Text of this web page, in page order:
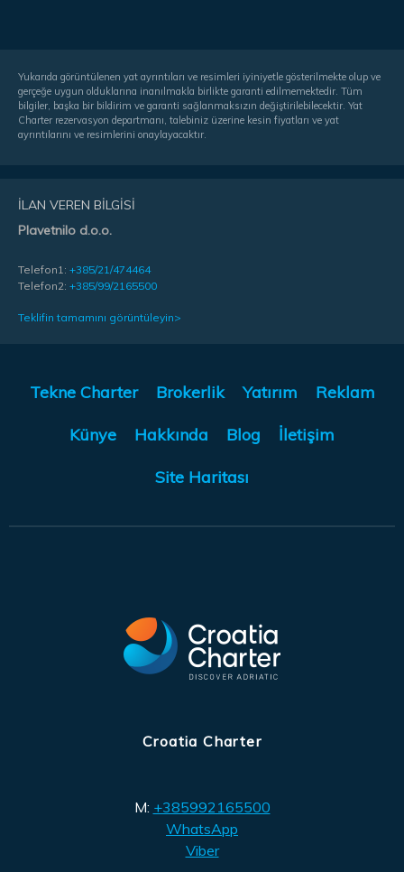
Yukarıda görüntülenen yat ayrıntıları ve resimleri iyiniyetle gösterilmekte olup ve
gerçeğe uygun olduklarına inanılmakla birlikte garanti edilmemektedir. Tüm
bilgiler, başka bir bildirim ve garanti sağlanmaksızın değiştirilebilecektir. Yat
Charter rezervasyon departmanı, talebiniz üzerine kesin fiyatları ve yat
ayrıntılarını ve resimlerini onaylayacaktır.
İLAN VEREN BILGISI
Plavetnilo d.o.o.
Telefon1: +385/21/474464
Telefon2: +385/99/2165500
Teklifin tamamını görüntüleyin>
Tekne Charter Brokerlik Yatırım Reklam
Künye Hakkında Blog İletişim
Site Haritası
Croatia Charter
M: +385992165500
WhatsApp
Viber